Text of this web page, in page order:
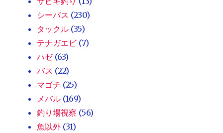
シーバス (230)
タックル (35)
テナガエビ (7)
ハゼ(63)
バス (22)
マゴチ (25)
メバル (169)
釣り場視察 (56)
魚以外 (31)